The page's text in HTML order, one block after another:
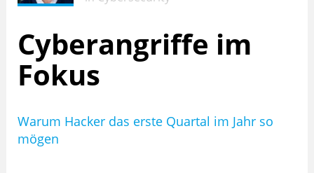
Cyberangriffe im
Fokus
Warum Hacker das erste Quartal im Jahr so
mögen